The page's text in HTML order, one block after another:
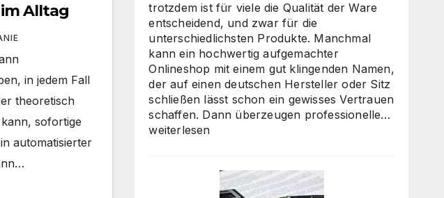
Alltag
in jedem Fall
theoretisch
sofortige
automatisierter
trotzdem ist für viele die Qualität der Ware
entscheidend, und zwar für die
unterschiedlichsten Produkte. Manchmal
kann ein hochwertig aufgemachter
Onlineshop mit einem gut klingenden Namen,
der auf einen deutschen Hersteller oder Sitz
schließen lässt schon ein gewisses Vertrauen
schaffen. Dann überzeugen professionelle…
weiterlesen